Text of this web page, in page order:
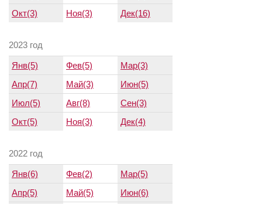
Окт(3)
Ноя(3) Дек(16)
2023 год
Янв(5) Фев(5)
Мар(3)
Апр(7)
Май(3)
Июн(5)
Июл(5)
Авг(8)
Сен(3)
Окт(5)
Ноя(3) Дек(4)
2022 год
Янв(6) Фев(2)
Мар(5)
Апр(5)
Май(5)
Июн(6)